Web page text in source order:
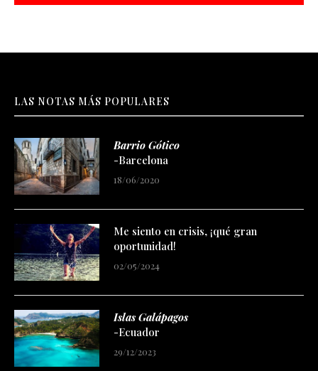
LAS NOTAS MÁS POPULARES
Barrio Gótico
-Barcelona
18/06/2020
Me siento en crisis, ¡qué gran
oportunidad!
02/05/2024
Islas Galápagos
-Ecuador
29/12/2023